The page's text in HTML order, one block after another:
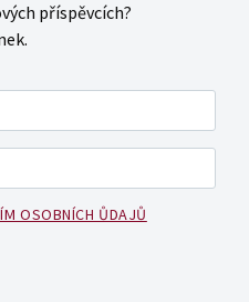
příspěvcích?
OSOBNÍCH ŮDAJŮ